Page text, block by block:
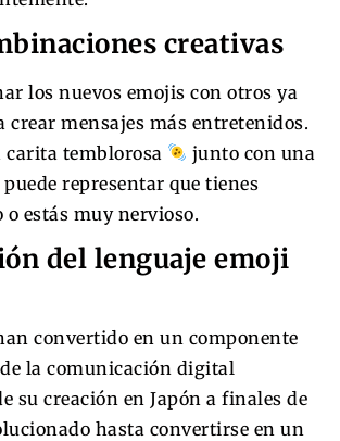
creativas
los nuevos emojis con otros ya
crear mensajes más entretenidos.
carita temblorosa
junto con una
puede representar que tienes
estás muy nervioso.
del lenguaje emoji
convertido en un componente
la comunicación digital
su creación en Japón a finales de
hasta convertirse en un